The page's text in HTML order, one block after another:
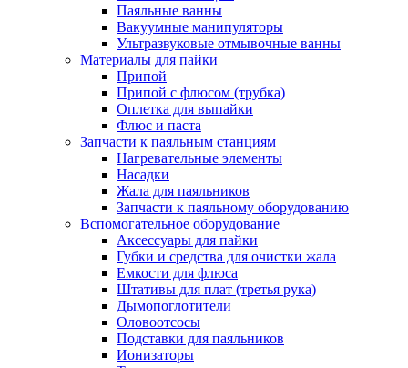
Паяльные ванны
Вакуумные манипуляторы
Ультразвуковые отмывочные ванны
Материалы для пайки
Припой
Припой с флюсом (трубка)
Оплетка для выпайки
Флюс и паста
Запчасти к паяльным станциям
Нагревательные элементы
Насадки
Жала для паяльников
Запчасти к паяльному оборудованию
Вспомогательное оборудование
Аксессуары для пайки
Губки и средства для очистки жала
Емкости для флюса
Штативы для плат (третья рука)
Дымопоглотители
Оловоотсосы
Подставки для паяльников
Ионизаторы